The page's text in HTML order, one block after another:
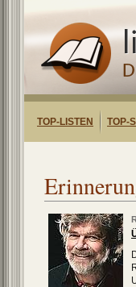
TOP-LISTEN TOP-